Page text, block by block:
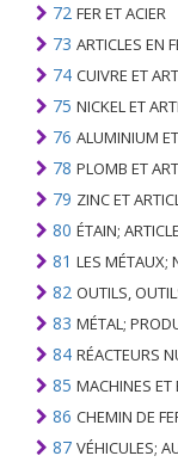
72 FER ET ACIER
73 ARTICLES EN
74 CUIVRE ET
75 NICKEL ET
76 ALUMINIUM
78 PLOMB ET
79 ZINC ET
80 ÉTAIN;
81 LES MÉTAUX;
82 OUTILS, OUTILS, COUVERTS,
83 MÉTAL;
84 RÉACTEURS
85 MACHINES ET ÉQUIPEMENTS ÉLECTRIQUES ET LEURS
86 CHEMIN DE FER, LOCOMOTIVES DE TRAMWAY, MATÉRIEL ROULANT
87 VÉHICULES; AUTRES QUE LE